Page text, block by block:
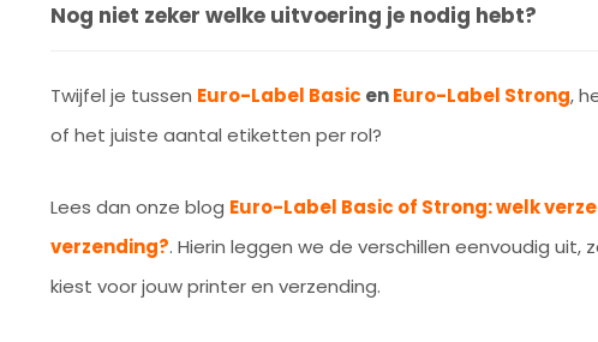
Nog niet zeker welke uitvoering je nodig hebt?
Twijfel je tussen Euro-Label Basic enEuro-Label Strong,
of het juiste aantal etiketten per rol?
Lees dan onze blog Euro-Label Basic of Strong: welk
verzending?. Hierin leggen we de verschillen eenvoudig uit,
kiest voor jouw printer en verzending.